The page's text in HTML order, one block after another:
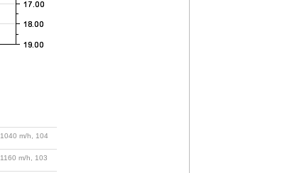
1040 m/h, 104
1160 m/h, 103